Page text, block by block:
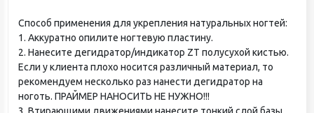
Способ применения для укрепления натуральных ногтей:
1. Аккуратно опилите ногтевую пластину.
2. Нанесите дегидратор/индикатор ZT полусухой кистью.
Если у клиента плохо носится различный материал, то
рекомендуем несколько раз нанести дегидратор на
ноготь. ПРАЙМЕР НАНОСИТЬ НЕ НУЖНО!!!
3. Втирающими движениями нанесите тонкий слой базы